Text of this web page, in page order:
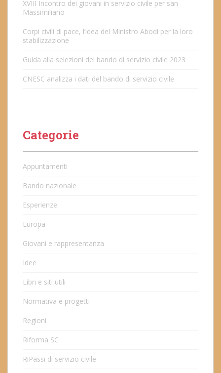
XVIII Incontro dei giovani in servizio civile per san
Massimiliano
Corpi civili di pace, l’idea del Ministro Abodi per la loro
stabilizzazione
Guida alla selezioni del bando di servizio civile 2023
CNESC analizza i dati del bando di servizio civile
Categorie
Appuntamenti
Bando nazionale
Esperienze
Europa
Giovani e rappresentanza
Idee
Libri e siti utili
Normativa e progetti
Regioni
Riforma SC
RiPassi di servizio civile